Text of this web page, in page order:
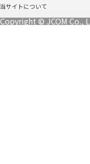
当サイトについて
Copyright © JCOM Co.,